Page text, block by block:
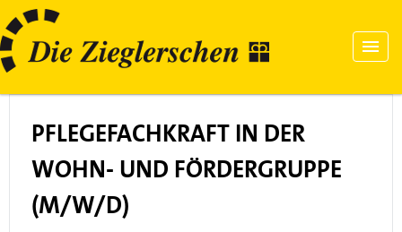
PFLEGEFACHKRAFT IN DER
WOHN- UND FÖRDERGRUPPE
(M/W/D)